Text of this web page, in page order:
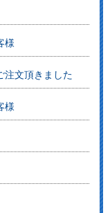
様
注文頂きました
様